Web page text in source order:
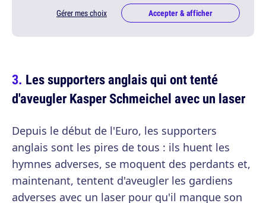
Gérer mes choix Accepter & afficher
Les supporters anglais qui ont tenté
d'aveugler Kasper Schmeichel avec un laser
Depuis le début de l'Euro, les supporters
anglais sont les pires de tous : ils huent les
hymnes adverses, se moquent des perdants et,
maintenant, tentent d'aveugler les gardiens
adverses avec un laser pour qu'il manque son